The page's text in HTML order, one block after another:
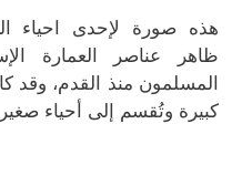
هذه صورة لإحدى احياء
ظاهر عناصر العمارة
المسلمون منذ القدم، وقد
كبيرة وتُقسم إلى أحياء